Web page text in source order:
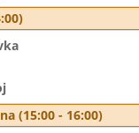
(15:00 - 16:00)